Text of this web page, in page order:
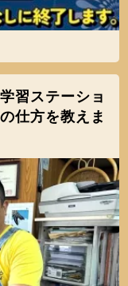
習ステーショ
仕方を教えま